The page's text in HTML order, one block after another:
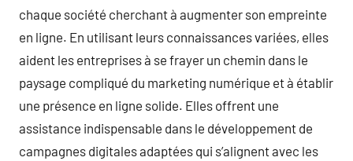
chaque société cherchant à augmenter son empreinte
en ligne. En utilisant leurs connaissances variées, elles
aident les entreprises à se frayer un chemin dans le
paysage compliqué du marketing numérique et à établir
une présence en ligne solide. Elles offrent une
assistance indispensable dans le développement de
campagnes digitales adaptées qui s’alignent avec les